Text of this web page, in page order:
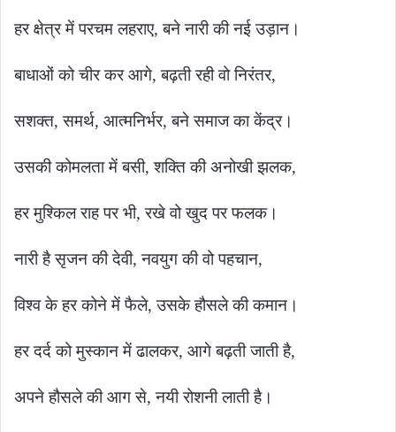
हर क्षेत्र में परचम लहराए, बने नारी की नई उड़ान।
बाधाओं को चीर कर आगे, बढ़ती रही वो निरंतर,
सशक्त, समर्थ, आत्मनिर्भर, बने समाज का केंद्र।
उसकी कोमलता में बसी, शक्ति की अनोखी झलक,
हर मुश्किल राह पर भी, रखे वो खुद पर फलक।
नारी है सृजन की देवी, नवयुग की वो पहचान,
विश्व के हर कोने में फैले, उसके हौसले की कमान।
हर दर्द को मुस्कान में ढालकर, आगे बढ़ती जाती है,
अपने हौसले की आग से, नयी रोशनी लाती है।